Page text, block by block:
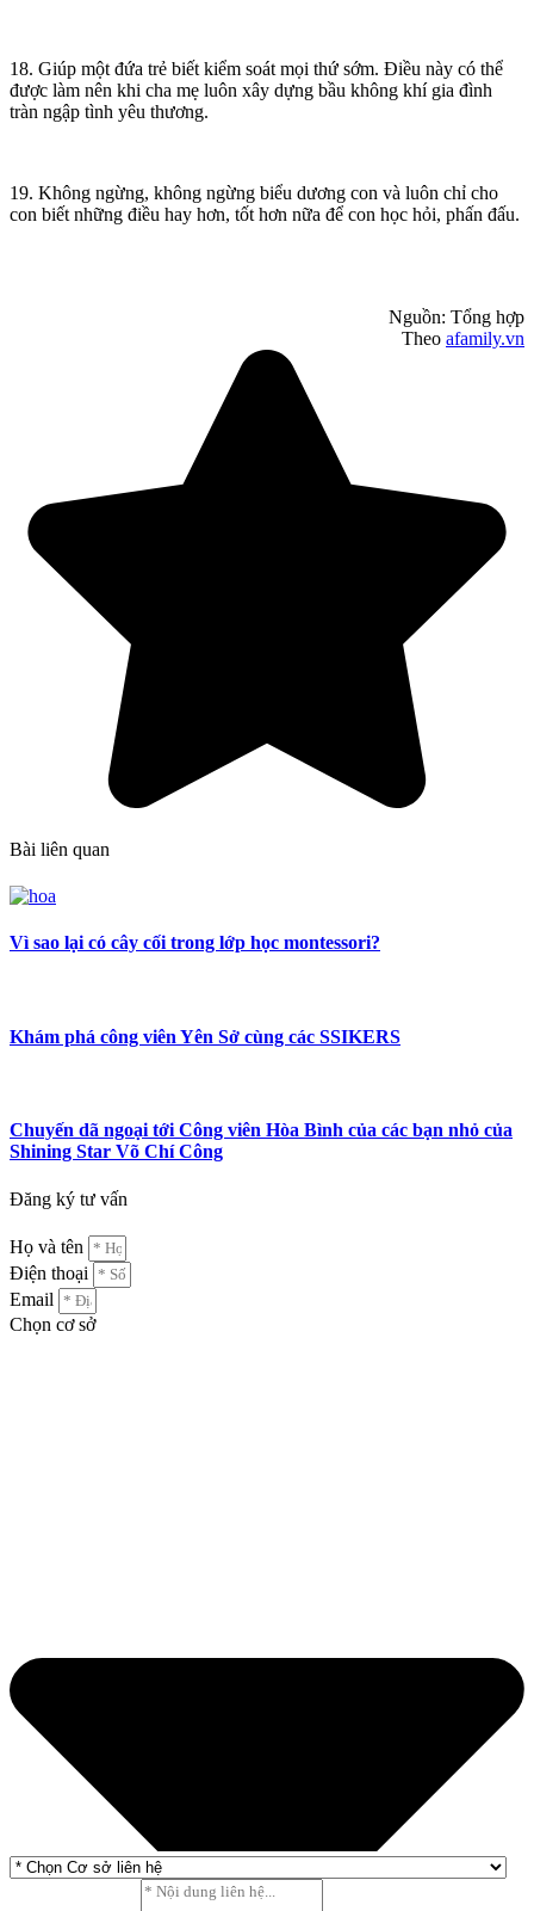
18. Giúp một đứa trẻ biết kiểm soát mọi thứ sớm. Điều này có thể
được làm nên khi cha mẹ luôn xây dựng bầu không khí gia đình
tràn ngập tình yêu thương.
19. Không ngừng, không ngừng biểu dương con và luôn chỉ cho
con biết những điều hay hơn, tốt hơn nữa để con học hỏi, phấn đấu.
Nguồn: Tổng hợp
Theo afamily.vn
Bài liên quan
Vì sao lại có cây cối trong lớp học montessori?
Khám phá công viên Yên Sở cùng các SSIKERS
Chuyến dã ngoại tới Công viên Hòa Bình của các bạn nhỏ của
Shining Star Võ Chí Công
Đăng ký tư vấn
Họ và tên
Điện thoại
Email
Chọn cơ sở